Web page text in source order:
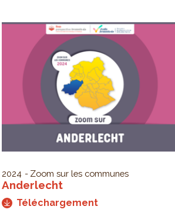
2024 Zoom sur les communes
Anderlecht
Téléchargement